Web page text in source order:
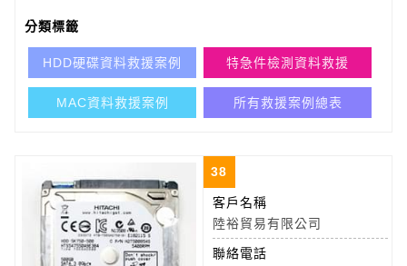
分類標籤
HDD硬碟資料救援案例 特急件檢測資料救援
MAC資料救援案例 所有救援案例總表
38
客戶名稱
陸裕貿易有限公司
聯絡電話